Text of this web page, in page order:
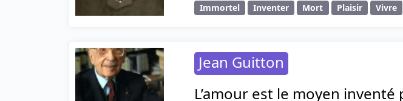
Immortel Inventer Mort Plaisir Vivre
Jean Guitton
L’amour est le moyen